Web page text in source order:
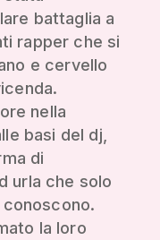
battaglia a
rapper che si
e cervello
nella
basi del dj,
di
urla che solo
la loro